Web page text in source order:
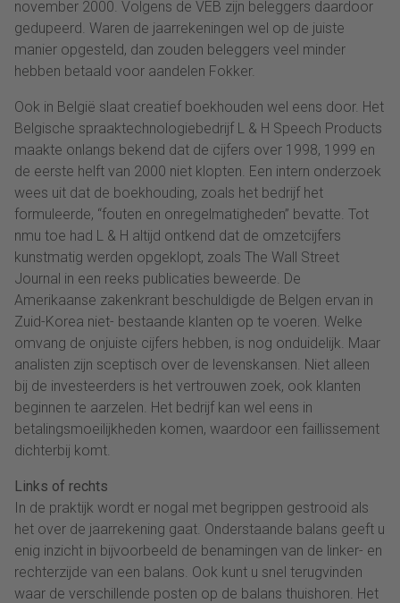
november 2000. Volgens de VEB zijn beleggers daardoor
gedupeerd. Waren de jaarrekeningen wel op de juiste
manier opgesteld, dan zouden beleggers veel minder
hebben betaald voor aandelen Fokker.
Ook in België slaat creatief boekhouden wel eens door. Het
Belgische spraaktechnologiebedrijf L & H Speech Products
maakte onlangs bekend dat de cijfers over 1998, 1999 en
de eerste helft van 2000 niet klopten. Een intern onderzoek
wees uit dat de boekhouding, zoals het bedrijf het
formuleerde, “fouten en onregelmatigheden” bevatte. Tot
nmu toe had L & H altijd ontkend dat de omzetcijfers
kunstmatig werden opgeklopt, zoals The Wall Street
Journal in een reeks publicaties beweerde. De
Amerikaanse zakenkrant beschuldigde de Belgen ervan in
Zuid-Korea niet- bestaande klanten op te voeren. Welke
omvang de onjuiste cijfers hebben, is nog onduidelijk. Maar
analisten zijn sceptisch over de levenskansen. Niet alleen
bij de investeerders is het vertrouwen zoek, ook klanten
beginnen te aarzelen. Het bedrijf kan wel eens in
betalingsmoeilijkheden komen, waardoor een faillissement
dichterbij komt.
Links of rechts
In de praktijk wordt er nogal met begrippen gestrooid als
het over de jaarrekening gaat. Onderstaande balans geeft u
enig inzicht in bijvoorbeeld de benamingen van de linker- en
rechterzijde van een balans. Ook kunt u snel terugvinden
waar de verschillende posten op de balans thuishoren. Het